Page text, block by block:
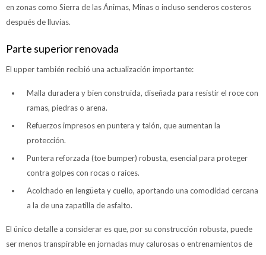
en zonas como Sierra de las Ánimas, Minas o incluso senderos costeros
después de lluvias.
Parte superior renovada
El upper también recibió una actualización importante:
Malla duradera y bien construida, diseñada para resistir el roce con
ramas, piedras o arena.
Refuerzos impresos en puntera y talón, que aumentan la
protección.
Puntera reforzada (toe bumper) robusta, esencial para proteger
contra golpes con rocas o raíces.
Acolchado en lengüeta y cuello, aportando una comodidad cercana
a la de una zapatilla de asfalto.
El único detalle a considerar es que, por su construcción robusta, puede
ser menos transpirable en jornadas muy calurosas o entrenamientos de